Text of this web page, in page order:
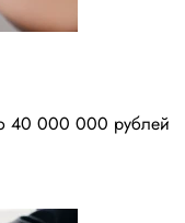
40 000 000 рублей